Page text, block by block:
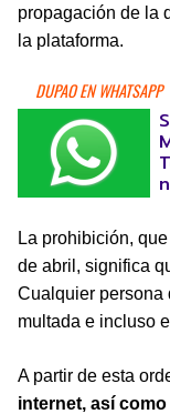
propagación de la
la plataforma.
DUPAO EN WHATSAPP
La prohibición,
de abril, significa
Cualquier persona
multada e incluso
A partir de esta
internet, así